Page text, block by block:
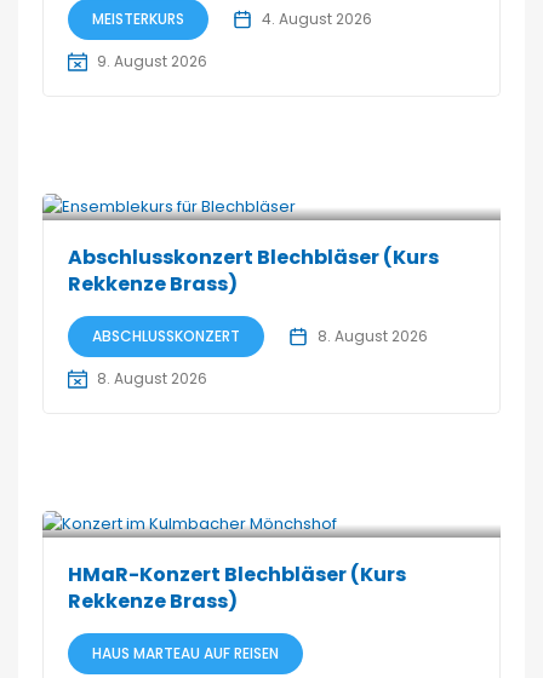
MEISTERKURS 4. August 2026
9. August 2026
Abschlusskonzert Blechbläser (Kurs
Rekkenze Brass)
ABSCHLUSSKONZERT 8. August 2026
8. August 2026
HMaR-Konzert Blechbläser (Kurs
Rekkenze Brass)
HAUS MARTEAU AUF REISEN